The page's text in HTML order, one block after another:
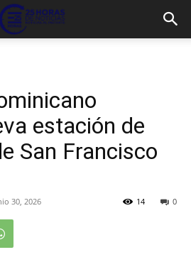
estación de
San Francisco
30, 2026 0
14